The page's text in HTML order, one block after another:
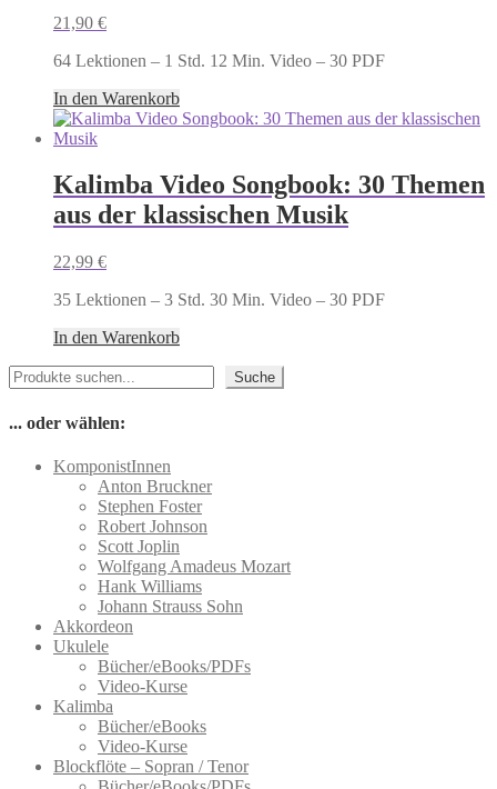
21,90 €
64 Lektionen – 1 Std. 12 Min. Video – 30 PDF
In den Warenkorb
Kalimba Video Songbook: 30 Themen
aus der klassischen Musik
22,99 €
35 Lektionen – 3 Std. 30 Min. Video – 30 PDF
In den Warenkorb
Suchen
Suche
... oder wählen:
KomponistInnen
Anton Bruckner
Stephen Foster
Robert Johnson
Scott Joplin
Wolfgang Amadeus Mozart
Hank Williams
Johann Strauss Sohn
Akkordeon
Ukulele
Bücher/eBooks/PDFs
Video-Kurse
Kalimba
Bücher/eBooks
Video-Kurse
Blockflöte – Sopran / Tenor